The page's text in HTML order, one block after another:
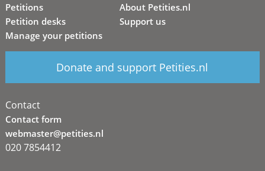
Petitions
Petition desks
Manage your petitions
About Petities.nl
Support us
Donate and support Petities.nl
Contact
Contact form
webmaster@petities.nl
020 7854412